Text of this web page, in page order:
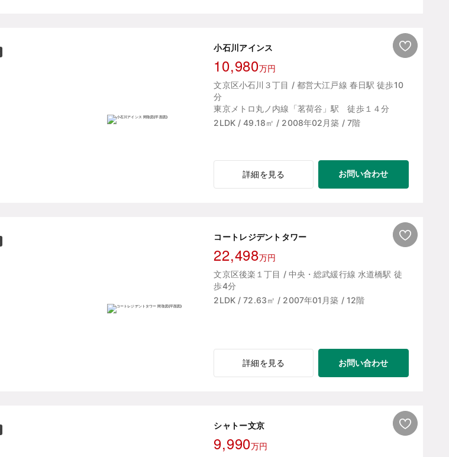
小石川アインス
10,980万円
文京区小石川３丁目 / 都営大江戸線 春日駅 徒歩10
分
東京メトロ丸ノ内線「茗荷谷」駅 徒歩１４分
2LDK / 49.18㎡ / 2008年02月築 / 7階
詳細を見る お問い合わせ
コートレジデントタワー
22,498万円
文京区後楽１丁目 / 中央・総武緩行線 水道橋駅 徒
歩4分
2LDK / 72.63㎡ / 2007年01月築 / 12階
詳細を見る お問い合わせ
シャトー文京
9,990万円